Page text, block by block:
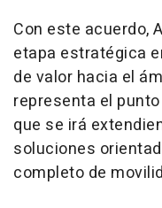
Con este acuerdo,
etapa estratégica
de valor hacia el
representa el
que se irá
soluciones
completo de